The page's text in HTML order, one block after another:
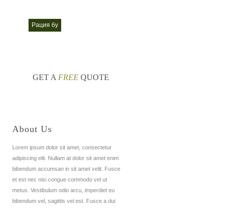
рация бу
GET A FREE QUOTE
About Us
Lorem ipsum dolor sit amet, consectetur
adipiscing elit. Nullam at dolor sit amet enim
bibendum accumsan in sit amet velit. Fusce
et est nec nisi congue commodo vel ut
metus. Vestibulum odio arcu, imperdiet eu
bibendum vel, sagittis vel est. Fusce a dui